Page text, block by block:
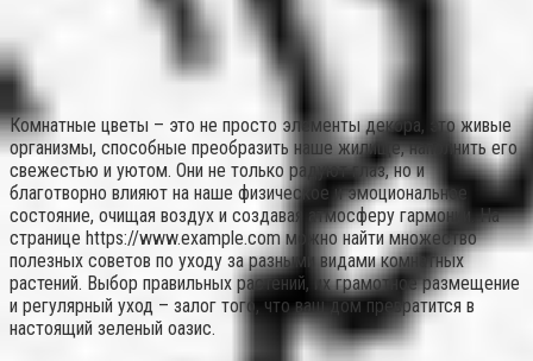
Комнатные цветы – это не просто элементы декора, это живые
организмы, способные преобразить наше жилище, наполнить его
свежестью и уютом. Они не только радуют глаз, но и
благотворно влияют на наше физическое и эмоциональное
состояние, очищая воздух и создавая атмосферу гармонии. На
странице https://www.example.com можно найти множество
полезных советов по уходу за разными видами комнатных
растений. Выбор правильных растений, их грамотное размещение
и регулярный уход – залог того, что ваш дом превратится в
настоящий зеленый оазис.